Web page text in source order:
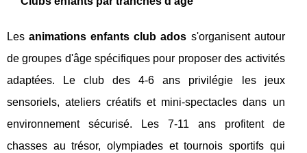
Lesanimations enfants club ados s'organisent autour
de groupes d'âge spécifiques pour proposer des activités
adaptées. Le club des 4-6 ans privilégie les jeux
sensoriels, ateliers créatifs et mini-spectacles dans un
environnement sécurisé. Les 7-11 ans profitent de
chasses au trésor, olympiades et tournois sportifs qui